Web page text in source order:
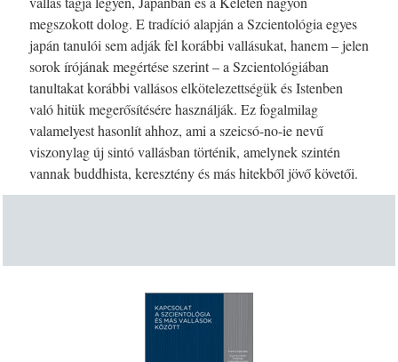
megszokott dolog. E tradíció alapján a Szcientológia egyes
japán tanulói sem adják fel korábbi vallásukat, hanem – jelen
sorok írójának megértése szerint – a Szcientológiában
tanultakat korábbi vallásos elkötelezettségük és Istenben
való hitük megerősítésére használják. Ez fogalmilag
valamelyest hasonlít ahhoz, ami a szeicsó-no-ie nevű
viszonylag új sintó vallásban történik, amelynek szintén
vannak buddhista, keresztény és más hitekből jövő követői.